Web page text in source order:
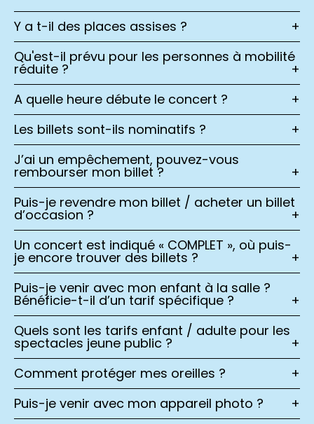
Y a t-il des places assises ?
+
Qu'est-il prévu pour les personnes à mobilité
réduite ?
+
A quelle heure débute le concert ?
+
Les billets sont-ils nominatifs ?
+
J’ai un empêchement, pouvez-vous
rembourser mon billet ?
+
Puis-je revendre mon billet / acheter un billet
d’occasion ?
+
Un concert est indiqué « COMPLET », où puis-
je encore trouver des billets ?
+
Puis-je venir avec mon enfant à la salle ?
Bénéficie-t-il d’un tarif spécifique ?
+
Quels sont les tarifs enfant / adulte pour les
spectacles jeune public ?
+
Comment protéger mes oreilles ?
+
Puis-je venir avec mon appareil photo ?
+